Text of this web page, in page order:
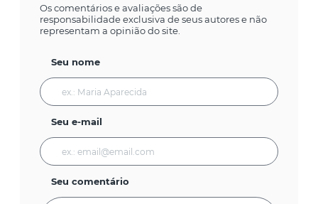
Os comentários e avaliações são de
responsabilidade exclusiva de seus autores e não
representam a opinião do site.
Seu nome
Seu e-mail
Seu comentário